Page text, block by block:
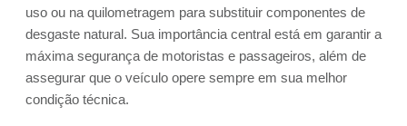
uso ou na quilometragem para substituir componentes de
desgaste natural. Sua importância central está em garantir a
máxima segurança de motoristas e passageiros, além de
assegurar que o veículo opere sempre em sua melhor
condição técnica.